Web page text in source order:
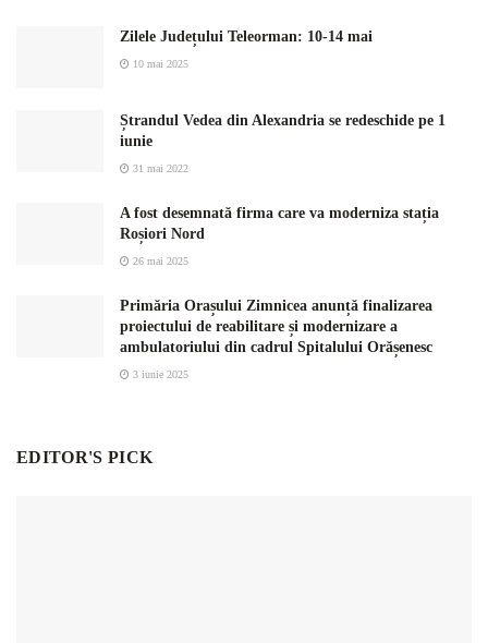
Zilele Județului Teleorman: 10-14 mai
10 mai 2025
Ștrandul Vedea din Alexandria se redeschide pe 1
iunie
31 mai 2022
A fost desemnată firma care va moderniza stația
Roșiori Nord
26 mai 2025
Primăria Orașului Zimnicea anunță finalizarea
proiectului de reabilitare și modernizare a
ambulatoriului din cadrul Spitalului Orășenesc
3 iunie 2025
EDITOR'S PICK